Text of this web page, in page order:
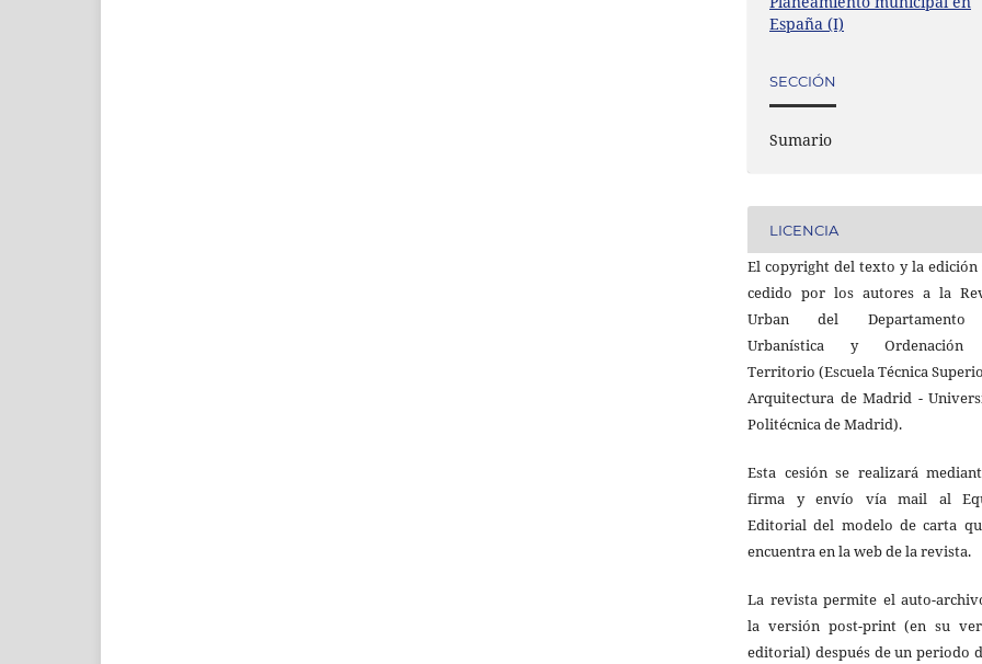
España (I)
SECCIÓN
Sumario
LICENCIA
El copyright del texto y la edición
cedido por los autores a la
Urban del
Urbanística y Ordenación
Territorio (Escuela Técnica
Arquitectura de Madrid -
Politécnica de Madrid).
Esta cesión se realizará
firma y envío vía mail al
Editorial del modelo de carta
encuentra en la web de la revista.
La revista permite el auto-
la versión post-print (en su
editorial) después de un periodo